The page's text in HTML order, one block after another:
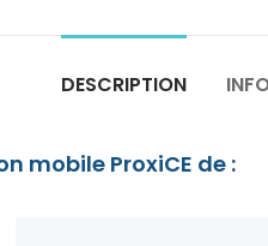
DESCRIPTION
mobile ProxiCE de :